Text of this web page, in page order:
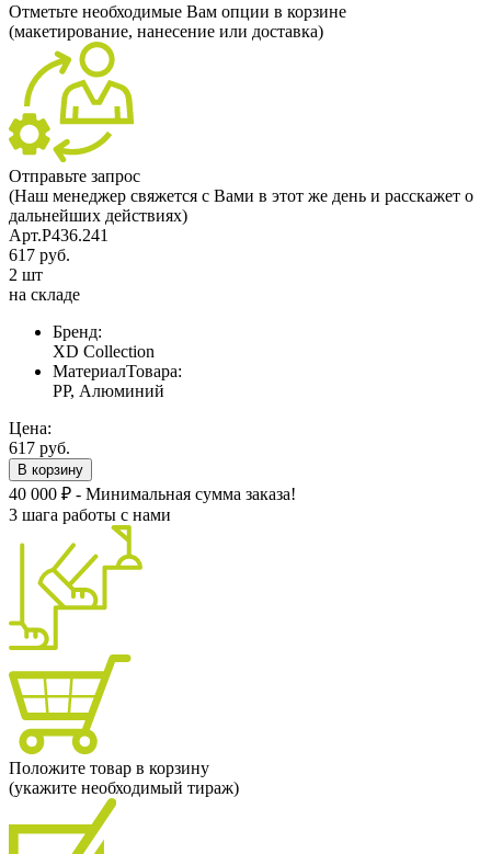
Отметьте необходимые Вам опции в корзине
(макетирование, нанесение или доставка)
Отправьте запрос
(Наш менеджер свяжется с Вами в этот же день и расскажет о
дальнейших действиях)
Арт.P436.241
617 руб.
2 шт
на складе
Бренд:
XD Collection
МатериалТовара:
PP, Алюминий
Цена:
617 руб.
В корзину
40 000 ₽ - Минимальная сумма заказа!
3 шага работы с нами
Положите товар в корзину
(укажите необходимый тираж)